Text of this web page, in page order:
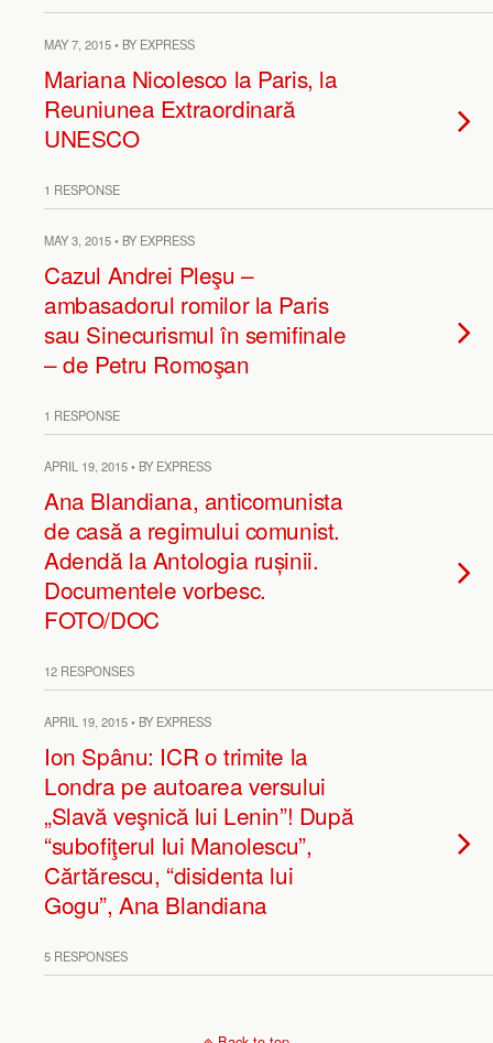
MAY 7, 2015 • BY EXPRESS
Mariana Nicolesco la Paris, la
Reuniunea Extraordinară
UNESCO
1 RESPONSE
MAY 3, 2015 • BY EXPRESS
Cazul Andrei Pleşu –
ambasadorul romilor la Paris
sau Sinecurismul în semifinale
– de Petru Romoşan
1 RESPONSE
APRIL 19, 2015 • BY EXPRESS
Ana Blandiana, anticomunista
de casă a regimului comunist.
Adendă la Antologia rușinii.
Documentele vorbesc.
FOTO/DOC
12 RESPONSES
APRIL 19, 2015 • BY EXPRESS
Ion Spânu: ICR o trimite la
Londra pe autoarea versului
„Slavă veşnică lui Lenin”! După
“subofiţerul lui Manolescu”,
Cărtărescu, “disidenta lui
Gogu”, Ana Blandiana
5 RESPONSES